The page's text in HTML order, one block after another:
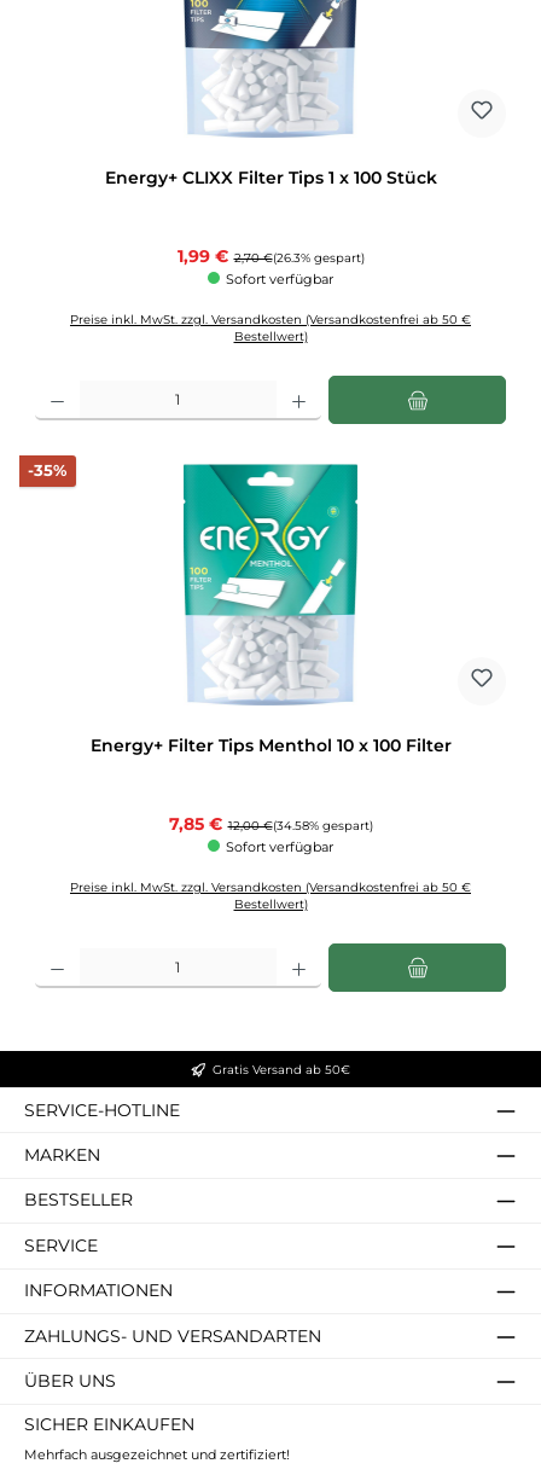
Energy+ CLIXX Filter Tips 1 x 100 Stück
Verkaufspreis:
1,99 € Regulärer Preis:
2,70 €(26.3% gespart)
Sofort verfügbar
Preise inkl. MwSt. zzgl. Versandkosten (Versandkostenfrei ab 50 €
Bestellwert)
-35%Rabatt
Energy+ Filter Tips Menthol 10 x 100 Filter
Verkaufspreis:
7,85 € Regulärer Preis:
12,00 €(34.58% gespart)
Sofort verfügbar
Preise inkl. MwSt. zzgl. Versandkosten (Versandkostenfrei ab 50 €
Bestellwert)
Produkt Anzahl: Gib den gewünschten Wert ein oder benutze die Schaltflächen
Gratis Versand ab 50€
SERVICE-HOTLINE
MARKEN
BESTSELLER
SERVICE
INFORMATIONEN
ZAHLUNGS- UND VERSANDARTEN
ÜBER UNS
SICHER EINKAUFEN
Mehrfach ausgezeichnet und zertifiziert!